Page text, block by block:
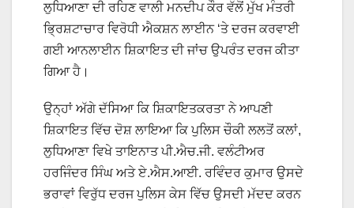
ਲੁਧਿਆਣਾ ਦੀ ਰਹਿਣ ਵਾਲੀ ਮਨਦੀਪ ਕੌਰ ਵੱਲੋਂ ਮੁੱਖ ਮੰਤਰੀ
ਭ੍ਰਿਸ਼ਟਾਚਾਰ ਵਿਰੋਧੀ ਐਕਸ਼ਨ ਲਾਈਨ ‘ਤੇ ਦਰਜ ਕਰਵਾਈ
ਗਈ ਆਨਲਾਈਨ ਸ਼ਿਕਾਇਤ ਦੀ ਜਾਂਚ ਉਪਰੰਤ ਦਰਜ ਕੀਤਾ
ਗਿਆ ਹੈ।
ਉਨ੍ਹਾਂ ਅੱਗੇ ਦੱਸਿਆ ਕਿ ਸ਼ਿਕਾਇਤਕਰਤਾ ਨੇ ਆਪਣੀ
ਸ਼ਿਕਾਇਤ ਵਿੱਚ ਦੋਸ਼ ਲਾਇਆ ਕਿ ਪੁਲਿਸ ਚੌਕੀ ਲਲਤੋਂ ਕਲਾਂ,
ਲੁਧਿਆਣਾ ਵਿਖੇ ਤਾਇਨਾਤ ਪੀ.ਐਚ.ਜੀ. ਵਲੰਟੀਅਰ
ਹਰਜਿੰਦਰ ਸਿੰਘ ਅਤੇ ਏ.ਐਸ.ਆਈ. ਰਵਿੰਦਰ ਕੁਮਾਰ ਉਸਦੇ
ਭਰਾਵਾਂ ਵਿਰੁੱਧ ਦਰਜ ਪੁਲਿਸ ਕੇਸ ਵਿੱਚ ਉਸਦੀ ਮੱਦਦ ਕਰਨ